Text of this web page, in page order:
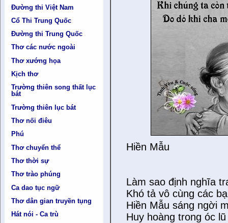
Đường thi Việt Nam
Cổ Thi Trung Quốc
Đường thi Trung Quốc
Thơ các nước ngoài
Thơ xướng họa
Kịch thơ
Trường thiên song thất lục
bát
Trường thiên lục bát
Thơ nối điêu
Phú
Thơ chuyển thể
Thơ thời sự
Thơ trào phúng
Ca dao tục ngữ
Thơ dân gian truyền tụng
Hát nói - Ca trù
Hiền Mẫu
Làm sao định nghĩa
Khó tả vô cùng các
Hiền Mẫu sáng ngời
Huy hoàng trong óc